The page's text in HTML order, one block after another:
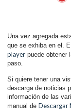
Una vez agregada
que se exhiba en el.
player puede obtener
paso.
Si quiere tener una
descarga de noticias
información de las
manual de Descargar